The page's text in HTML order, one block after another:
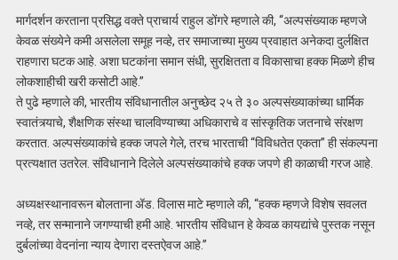
मार्गदर्शन करताना प्रसिद्ध वक्ते प्राचार्य राहुल डोंगरे म्हणाले की, “अल्पसंख्याक म्हणजे
केवळ संख्येने कमी असलेला समूह नव्हे, तर समाजाच्या मुख्य प्रवाहात अनेकदा दुर्लक्षित
राहणारा घटक आहे. अशा घटकांना समान संधी, सुरक्षितता व विकासाचा हक्क मिळणे हीच
लोकशाहीची खरी कसोटी आहे.”
ते पुढे म्हणाले की, भारतीय संविधानातील अनुच्छेद २५ ते ३० अल्पसंख्याकांच्या धार्मिक
स्वातंत्र्याचे, शैक्षणिक संस्था चालविण्याच्या अधिकाराचे व सांस्कृतिक जतनाचे संरक्षण
करतात. अल्पसंख्याकांचे हक्क जपले गेले, तरच भारताची “विविधतेत एकता” ही संकल्पना
प्रत्यक्षात उतरेल. संविधानाने दिलेले अल्पसंख्याकांचे हक्क जपणे ही काळाची गरज आहे.
अध्यक्षस्थानावरून बोलताना ॲड. विलास माटे म्हणाले की, “हक्क म्हणजे विशेष सवलत
नव्हे, तर सन्मानाने जगण्याची हमी आहे. भारतीय संविधान हे केवळ कायद्यांचे पुस्तक नसून
दुर्बलांच्या वेदनांना न्याय देणारा दस्तऐवज आहे.”